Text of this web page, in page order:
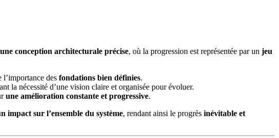
une conception architecturale précise, où la progression est représentée par un jeu
l’importance des fondations bien définies.
la nécessité d’une vision claire et organisée pour évoluer.
une amélioration constante et progressive.
impact sur l’ensemble du système, rendant ainsi le progrès inévitable et